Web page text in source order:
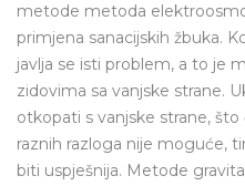
metode metoda
primjena sanacijskih žbuka.
javlja se isti problem, a to je
zidovima sa vanjske strane.
otkopati s vanjske strane,
raznih razloga nije moguće,
biti uspješnija. Metode